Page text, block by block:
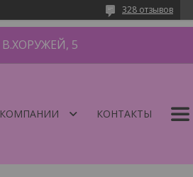
328 отзывов
5
КОНТАКТЫ